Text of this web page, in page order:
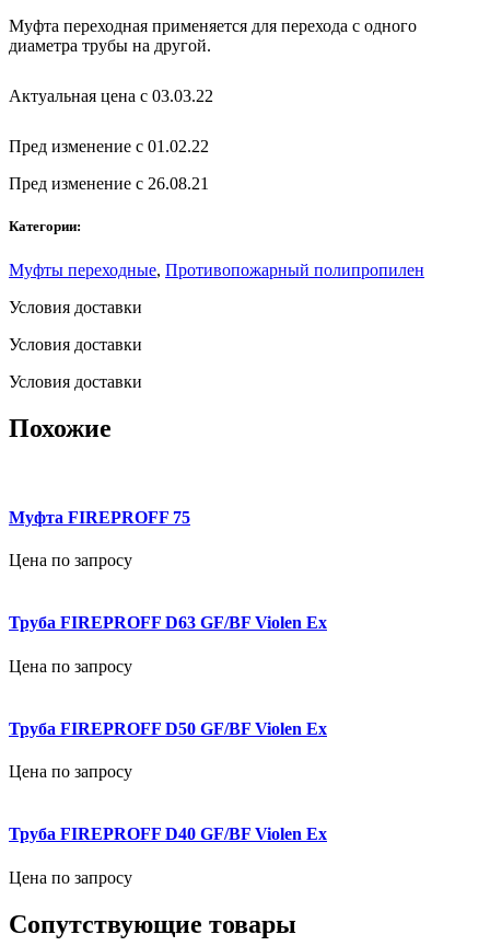
Муфта переходная применяется для перехода с одного
диаметра трубы на другой.
Актуальная цена с 03.03.22
Пред изменение с 01.02.22
Пред изменение с 26.08.21
Категории:
Муфты переходные, Противопожарный полипропилен
Условия доставки
Условия доставки
Условия доставки
Похожие
Муфта FIREPROFF 75
Цена по запросу
Труба FIREPROFF D63 GF/BF Violen Ex
Цена по запросу
Труба FIREPROFF D50 GF/BF Violen Ex
Цена по запросу
Труба FIREPROFF D40 GF/BF Violen Ex
Цена по запросу
Сопутствующие товары